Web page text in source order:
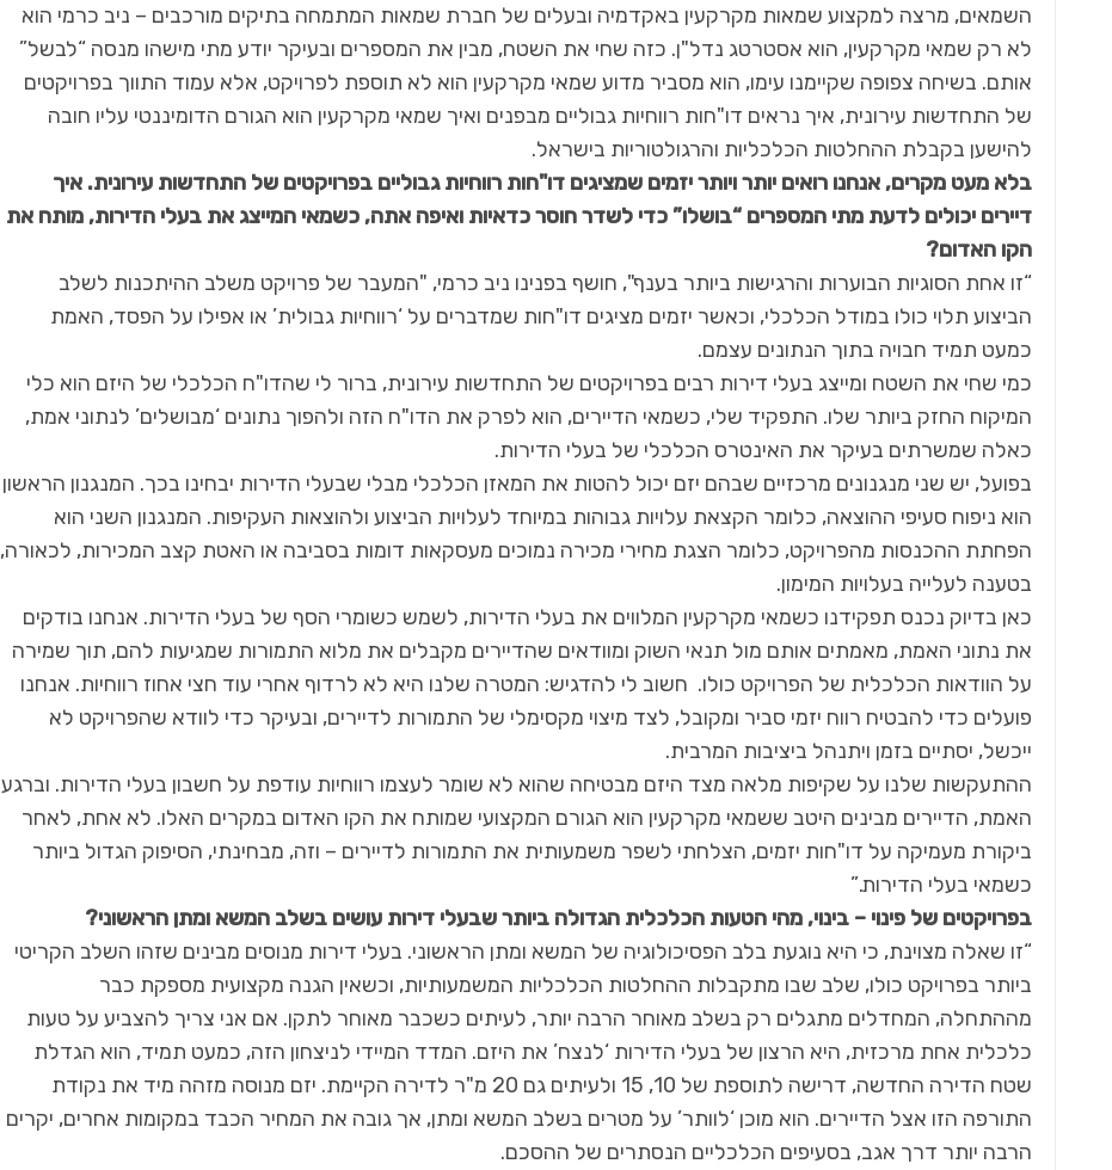
השמאים, מרצה למקצוע שמאות מקרקעין באקדמיה ובעלים של חברת שמאות המתמחה בתיקים מורכבים – ניב כרמי הוא
לא רק שמאי מקרקעין, הוא אסטרטג נדל"ן. כזה שחי את השטח, מבין את המספרים ובעיקר יודע מתי מישהו מנסה “לבשל”
אותם. בשיחה צפופה שקיימנו עימו, הוא מסביר מדוע שמאי מקרקעין הוא לא תוספת לפרויקט, אלא עמוד התווך בפרויקטים
של התחדשות עירונית, איך נראים דו"חות רווחיות גבוליים מבפנים ואיך שמאי מקרקעין הוא הגורם הדומיננטי עליו חובה
להישען בקבלת ההחלטות הכלכליות והרגולטוריות בישראל.
בלא מעט מקרים, אנחנו רואים יותר ויותר יזמים שמציגים דו"חות רווחיות גבוליים בפרויקטים של התחדשות עירונית. איך
דיירים יכולים לדעת מתי המספרים “בושלו” כדי לשדר חוסר כדאיות ואיפה אתה, כשמאי המייצג את בעלי הדירות, מותח את
הקו האדום?
“זו אחת הסוגיות הבוערות והרגישות ביותר בענף", חושף בפנינו ניב כרמי, "המעבר של פרויקט משלב ההיתכנות לשלב
הביצוע תלוי כולו במודל הכלכלי, וכאשר יזמים מציגים דו"חות שמדברים על ‘רווחיות גבולית’ או אפילו על הפסד, האמת
כמעט תמיד חבויה בתוך הנתונים עצמם.
כמי שחי את השטח ומייצג בעלי דירות רבים בפרויקטים של התחדשות עירונית, ברור לי שהדו"ח הכלכלי של היזם הוא כלי
המיקוח החזק ביותר שלו. התפקיד שלי, כשמאי הדיירים, הוא לפרק את הדו"ח הזה ולהפוך נתונים ‘מבושלים’ לנתוני אמת,
כאלה שמשרתים בעיקר את האינטרס הכלכלי של בעלי הדירות.
בפועל, יש שני מנגנונים מרכזיים שבהם יזם יכול להטות את המאזן הכלכלי מבלי שבעלי הדירות יבחינו בכך. המנגנון הראשון
הוא ניפוח סעיפי ההוצאה, כלומר הקצאת עלויות גבוהות במיוחד לעלויות הביצוע ולהוצאות העקיפות. המנגנון השני הוא
הפחתת ההכנסות מהפרויקט, כלומר הצגת מחירי מכירה נמוכים מעסקאות דומות בסביבה או האטת קצב המכירות, לכאורה,
בטענה לעלייה בעלויות המימון.
כאן בדיוק נכנס תפקידנו כשמאי מקרקעין המלווים את בעלי הדירות, לשמש כשומרי הסף של בעלי הדירות. אנחנו בודקים
את נתוני האמת, מאמתים אותם מול תנאי השוק ומוודאים שהדיירים מקבלים את מלוא התמורות שמגיעות להם, תוך שמירה
על הוודאות הכלכלית של הפרויקט כולו. חשוב לי להדגיש: המטרה שלנו היא לא לרדוף אחרי עוד חצי אחוז רווחיות. אנחנו
פועלים כדי להבטיח רווח יזמי סביר ומקובל, לצד מיצוי מקסימלי של התמורות לדיירים, ובעיקר כדי לוודא שהפרויקט לא
ייכשל, יסתיים בזמן ויתנהל ביציבות המרבית.
ההתעקשות שלנו על שקיפות מלאה מצד היזם מבטיחה שהוא לא שומר לעצמו רווחיות עודפת על חשבון בעלי הדירות. וברגע
האמת, הדיירים מבינים היטב ששמאי מקרקעין הוא הגורם המקצועי שמותח את הקו האדום במקרים האלו. לא אחת, לאחר
ביקורת מעמיקה על דו"חות יזמים, הצלחתי לשפר משמעותית את התמורות לדיירים – וזה, מבחינתי, הסיפוק הגדול ביותר
כשמאי בעלי הדירות.”
בפרויקטים של פינוי – בינוי, מהי הטעות הכלכלית הגדולה ביותר שבעלי דירות עושים בשלב המשא ומתן הראשוני?
“זו שאלה מצוינת, כי היא נוגעת בלב הפסיכולוגיה של המשא ומתן הראשוני. בעלי דירות מנוסים מבינים שזהו השלב הקריטי
ביותר בפרויקט כולו, שלב שבו מתקבלות ההחלטות הכלכליות המשמעותיות, וכשאין הגנה מקצועית מספקת כבר
מההתחלה, המחדלים מתגלים רק בשלב מאוחר הרבה יותר, לעיתים כשכבר מאוחר לתקן. אם אני צריך להצביע על טעות
כלכלית אחת מרכזית, היא הרצון של בעלי הדירות ‘לנצח’ את היזם. המדד המיידי לניצחון הזה, כמעט תמיד, הוא הגדלת
שטח הדירה החדשה, דרישה לתוספת של 10, 15 ולעיתים גם 20 מ"ר לדירה הקיימת. יזם מנוסה מזהה מיד את נקודת
התורפה הזו אצל הדיירים. הוא מוכן ‘לוותר’ על מטרים בשלב המשא ומתן, אך גובה את המחיר הכבד במקומות אחרים, יקרים
הרבה יותר דרך אגב, בסעיפים הכלכליים הנסתרים של ההסכם.